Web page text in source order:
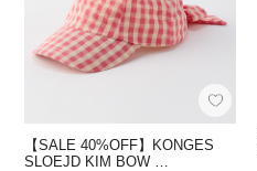
【SALE 40%OFF】KONGES
SLOEJD KIM BOW …